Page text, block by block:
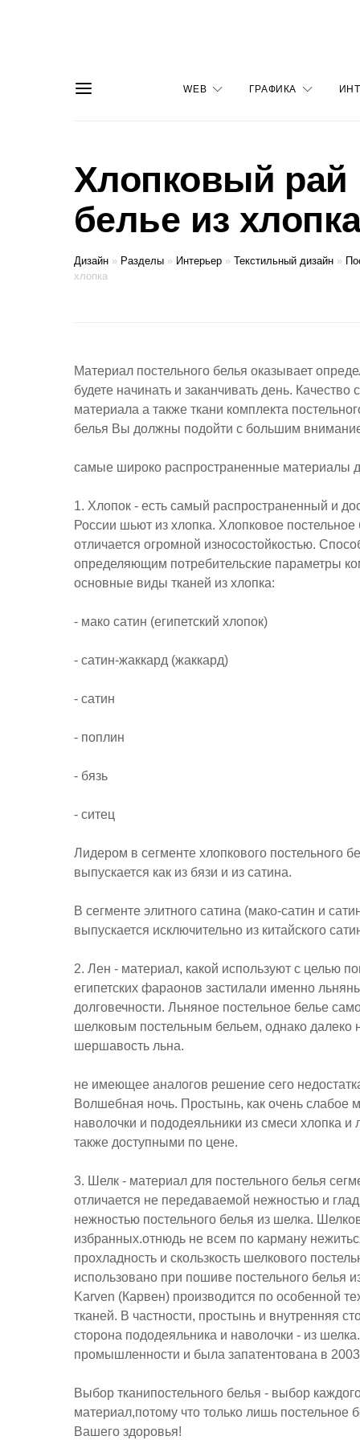
WEB ГРАФИКА
Хлопковый рай
белье из
Дизайн » Разделы » Интерьер » Текстильный дизайн »
хлопка
Материал постельного белья оказывает
будете начинать и заканчивать день.
материала а также ткани комплекта
белья Вы должны подойти с большим
самые широко распространенные материалы
1. Хлопок - есть самый распространенный и
России шьют из хлопка. Хлопковое
отличается огромной износостойкостью.
определяющим потребительские параметры
основные виды тканей из хлопка:
- мако сатин (египетский хлопок)
- сатин-жаккард (жаккард)
- сатин
- поплин
- бязь
- ситец
Лидером в сегменте хлопкового постельного
выпускается как из бязи и из сатина.
В сегменте элитного сатина (мако-сатин и
выпускается исключительно из китайского
2. Лен - материал, какой используют с целью
египетских фараонов застилали именно
долговечности. Льняное постельное белье
шелковым постельным бельем, однако далеко
шершавость льна.
не имеющее аналогов решение сего
Волшебная ночь. Простынь, как очень слабое
наволочки и пододеяльники из смеси хлопка
также доступными по цене.
3. Шелк - материал для постельного белья
отличается не передаваемой нежностью и
нежностью постельного белья из шелка.
избранных.отнюдь не всем по карману
прохладность и скользкость шелкового
использовано при пошиве постельного белья
Karven (Карвен) производится по особенной
тканей. В частности, простынь и внутренняя
сторона пододеяльника и наволочки - из
промышленности и была запатентована в 2003
Выбор тканипостельного белья - выбор
материал,потому что только лишь постельное
Вашего здоровья!